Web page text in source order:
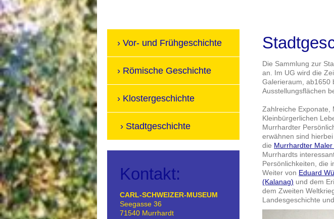
Die Sammlung zur
an. Im UG wird die
Galerieraum, ab1650
Ausstellungsflächen
Zahlreiche Exponate,
Kleinbürgerlichen
Murrhardter
erwähnen sind
die Murrhardter
Murrhardts
Persönlichkeiten, die
Weiter von Eduard
(Kalanag) und dem
dem Zweiten
Landesgeschichte
Vor- und Frühgeschichte
Römische Geschichte
Klostergeschichte
Stadtgeschichte
Kontakt:
CARL-SCHWEIZER-MUSEUM
Seegasse 36
71540 Murrhardt